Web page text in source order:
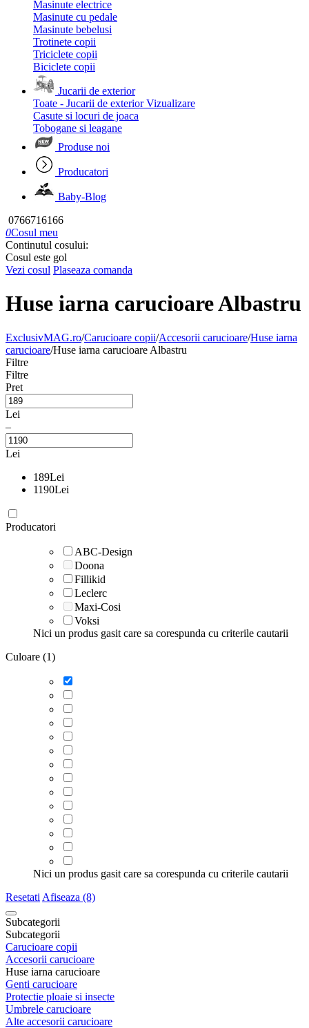
Masinute electrice
Masinute cu pedale
Masinute bebelusi
Trotinete copii
Triciclete copii
Biciclete copii
Jucarii de exterior
Toate - Jucarii de exterior Vizualizare
Casute si locuri de joaca
Tobogane si leagane
Produse noi
Producatori
Baby-Blog
0766716166
0Cosul meu
Continutul cosului:
Cosul este gol
Vezi cosul Plaseaza comanda
Huse iarna carucioare Albastru
ExclusivMAG.ro/Carucioare copii/Accesorii carucioare/Huse iarna
carucioare/Huse iarna carucioare Albastru
Filtre
Filtre
Pret
Lei
–
Lei
189Lei
1190Lei
Producatori
ABC-Design
Doona
Fillikid
Leclerc
Maxi-Cosi
Voksi
Nici un produs gasit care sa corespunda cu criterile cautarii
Culoare (1)
Nici un produs gasit care sa corespunda cu criterile cautarii
Resetati Afiseaza (8)
Subcategorii
Subcategorii
Carucioare copii
Accesorii carucioare
Huse iarna carucioare
Genti carucioare
Protectie ploaie si insecte
Umbrele carucioare
Alte accesorii carucioare